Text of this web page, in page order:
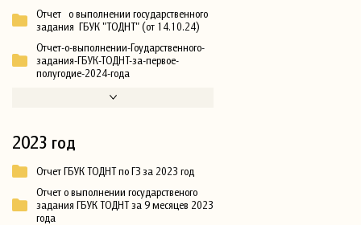
Отчет о выполнении государственного
задания ГБУК "ТОДНТ" (от 14.10.24)
Отчет-о-выполнении-Гоударственного-
задания-ГБУК-ТОДНТ-за-первое-
полугодие-2024-года
2023 год
Отчет ГБУК ТОДНТ по ГЗ за 2023 год
Отчет о выполнении государственого
задания ГБУК ТОДНТ за 9 месяцев 2023
года